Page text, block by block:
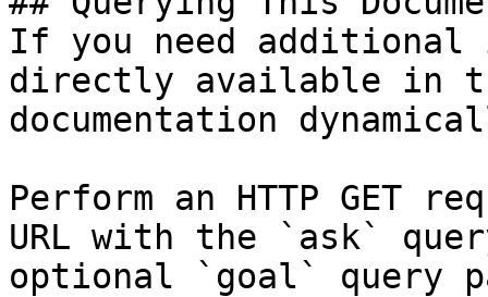
If you need
directly available in
documentation
Perform an HTTP GET
URL with the `ask`
optional `goal` query